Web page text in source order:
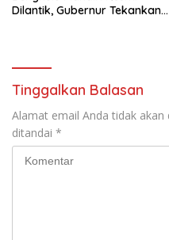
Dilantik, Gubernur Tekankan
Tinggalkan Balasan
Alamat email Anda tidak akan
ditandai *